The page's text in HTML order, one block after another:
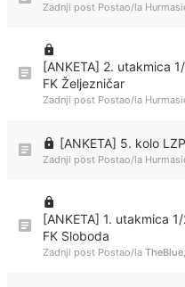
Zadnji post Postao/la
[ANKETA] 2. utakmica
FK Željezničar
Zadnji post Postao/la
[ANKETA] 5. kolo
Zadnji post Postao/la
[ANKETA] 1. utakmica
FK Sloboda
Zadnji post Postao/la TheBlue,